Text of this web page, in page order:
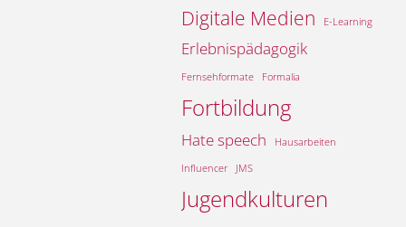
Digitale Medien E-Learning
Erlebnispädagogik
Fernsehformate Formalia
Fortbildung
Hate speech Hausarbeiten
Influencer JMS
Jugendkulturen